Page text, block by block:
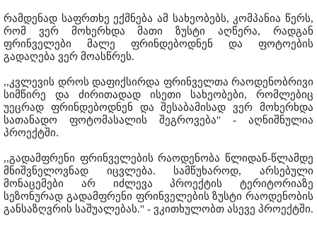
რამდენად საფრთხე ექმნება ამ სახეობებს, კომპანია წერს,
რომ ვერ მოხერხდა მათი ზუსტი აღწერა, რადგან
ფრინველები მალე ფრინდებოდნენ და ფოტოების
გადაღება ვერ მოასწრეს.
,,კვლევის დროს დაფიქსირდა ფრინველთა რაოდენობრივი
სიმწირე და ძირითადად ისეთი სახეობები, რომლებიც
უეცრად ფრინდებოდნენ და შესაბამისად ვერ მოხერხდა
სათანადო ფოტომასალის შეგროვება'' - აღნიშნულია
პროექტში.
,,გადამფრენი ფრინველების რაოდენობა წლიდან-წლამდე
მნიშვნელოვნად იცვლება. სამწუხაროდ, არსებული
მონაცემები არ იძლევა პროექტის ტერიტორიაზე
სეზონურად გადამფრენი ფრინველების ზუსტი რაოდენობის
განსაზღვრის საშუალებას.'' - ვკითხულობთ ასევე პროექტში.